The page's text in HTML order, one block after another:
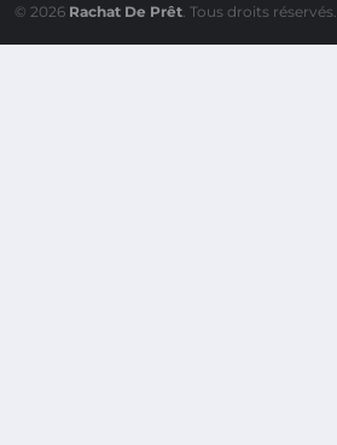
© 2026 Rachat De Prêt. Tous droits réservés.